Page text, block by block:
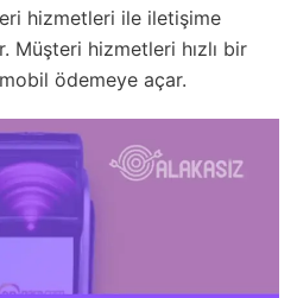
hizmetleri ile iletişime
Müşteri hizmetleri hızlı bir
ödemeye açar.